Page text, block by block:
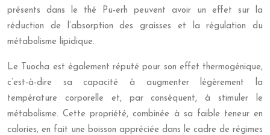
présents dans le thé Pu-erh peuvent avoir un effet sur la
réduction de l’absorption des graisses et la régulation du
métabolisme lipidique.
Le Tuocha est également réputé pour son effet thermogénique,
c’est-à-dire sa capacité à augmenter légèrement la
température corporelle et, par conséquent, à stimuler le
métabolisme. Cette propriété, combinée à sa faible teneur en
calories, en fait une boisson appréciée dans le cadre de régimes